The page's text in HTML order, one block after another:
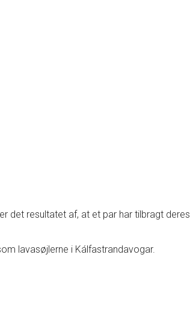
det resultatet af, at et par har tilbragt deres
lavasøjlerne i Kálfastrandavogar.